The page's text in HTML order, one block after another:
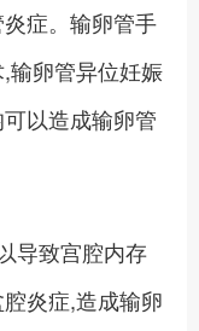
症。输卵管手
输卵管异位妊娠
以造成输卵管
导致宫腔内存
炎症,造成输卵